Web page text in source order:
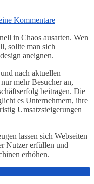
Kommentare
in Chaos ausarten. Wen
sollte man sich
aneignen.
nach aktuellen
mehr Besucher an,
beitragen. Die
es Unternehmern, ihre
Umsatzsteigerungen
lassen sich Webseiten
Nutzer erfüllen und
erhöhen.